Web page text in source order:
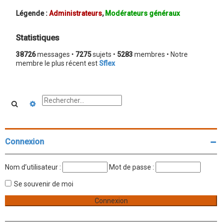
Légende :Administrateurs, Modérateurs généraux
Statistiques
38726messages • 7275sujets • 5283membres • Notre
membre le plus récent estSflex
RechercherRecherche avancée
Connexion
Nom d’utilisateur : Mot de passe :
Se souvenir de moi